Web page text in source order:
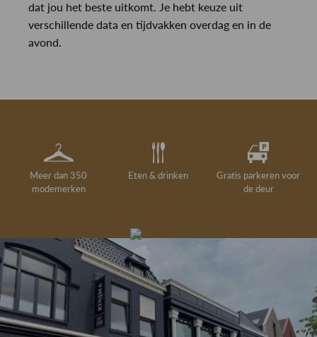
dat jou het beste uitkomt. Je hebt keuze uit
verschillende data en tijdvakken overdag en in de
avond.
Meer dan 350
modemerken
Eten & drinken
Gratis parkeren voor
de deur
drankje
Gratis retourneren in
de winkel
Deskundig
kledingadvies